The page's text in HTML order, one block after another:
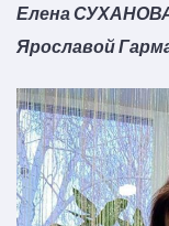
Елена
Ярославой